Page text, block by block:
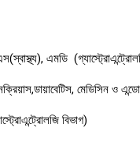
এমডি
মেডিসিন ও
বিভাগ)